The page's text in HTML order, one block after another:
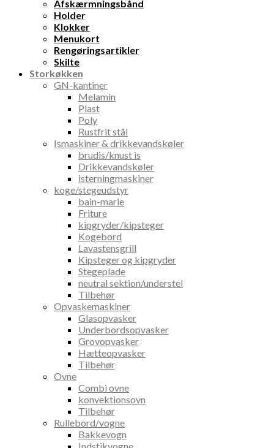
Afskærmningsbånd
Holder
Klokker
Menukort
Rengøringsartikler
Skilte
Storkøkken
GN-kantiner
Melamin
Plast
Poly
Rustfrit stål
Ismaskiner & drikkevandskøler
brudis/knust is
Drikkevandskøler
isterningmaskiner
koge/stegeudstyr
bain-marie
Friture
kipgryder/kipsteger
Kogebord
Lavastensgrill
Kipsteger og kipgryder
Stegeplade
neutral sektion/understel
Tilbehør
Opvaskemaskiner
Glasopvasker
Underbordsopvasker
Grovopvasker
Hætteopvasker
Tilbehør
Ovne
Combi ovne
konvektionsovn
Tilbehør
Rullebord/vogne
Bakkevogn